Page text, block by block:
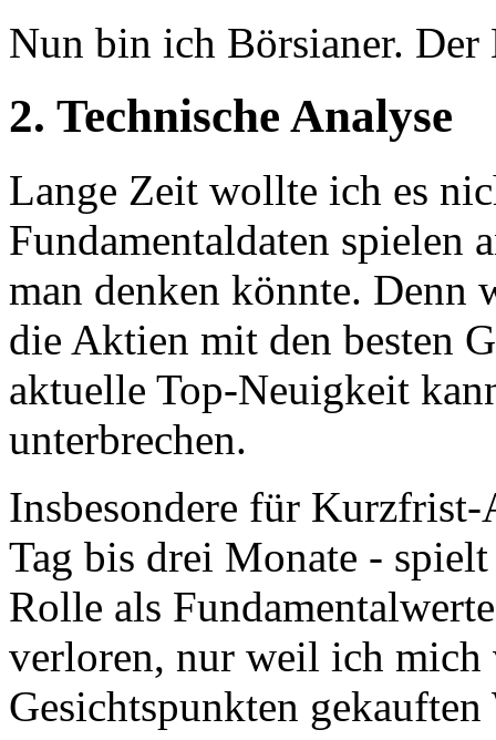
Nun bin ich Börsianer.
2. Technische Analyse
Lange Zeit wollte ich es
Fundamentaldaten spielen
man denken könnte. Denn
die Aktien mit den besten
aktuelle Top-Neuigkeit
unterbrechen.
Insbesondere für
Tag bis drei Monate -
Rolle als
verloren, nur weil ich mich
Gesichtspunkten